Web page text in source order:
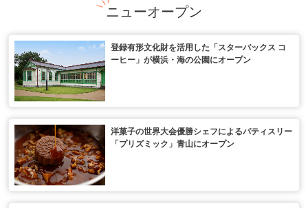
ニューオープン
登録有形文化財を活用した「スターバックス コ
ーヒー」が横浜・海の公園にオープン
洋菓子の世界大会優勝シェフによるパティスリー
「プリズミック」青山にオープン